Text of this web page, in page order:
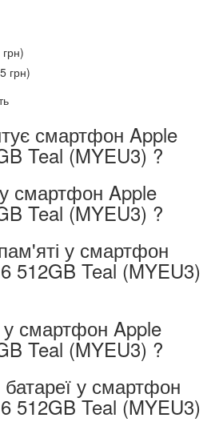
грн)
смартфон Apple
Teal (MYEU3) ?
смартфон Apple
Teal (MYEU3) ?
у смартфон
512GB Teal (MYEU3)
смартфон Apple
Teal (MYEU3) ?
у смартфон
512GB Teal (MYEU3)